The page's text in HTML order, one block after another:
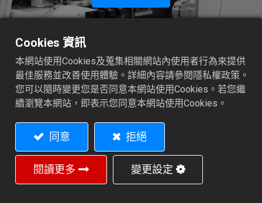
縉錩工業股份有限公司
506彰化縣福興鄉橫圳巷12號
jinnfa@ms18.hinet.net
Cookies 資訊
本網站使用Cookies及蒐集相關網站內使用者行為來提供
最佳服務並改善使用體驗。詳細內容請參閱隱私權政策。
您可以隨時變更您是否同意本網站使用Cookies。若您繼
續瀏覽本網站，即表示您同意本網站使用Cookies。
同意 拒絕
閱讀更多 變更設定